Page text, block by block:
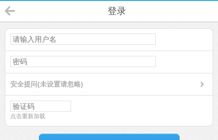
登录
安全提问(未设置请忽略)
点击重新加载